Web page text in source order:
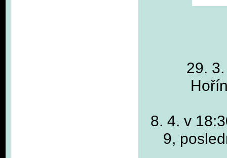
29.
8. 4. v
9,